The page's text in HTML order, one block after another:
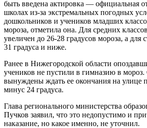
быть введена актировка — официальная
школах из-за экстремальных погодных
дошкольников и учеников младших
мороза, отметила она. Для средних
увеличен до 26-28 градусов мороза, а
31 градуса и ниже.
Ранее в Нижегородской области
учеников не пустили в гимназию в
вынуждены ждать ее окончания на улице
минус 24 градуса.
Глава регионального министерства
Пучков заявил, что это недопустимо и
наказание, но какое именно, не уточнил.